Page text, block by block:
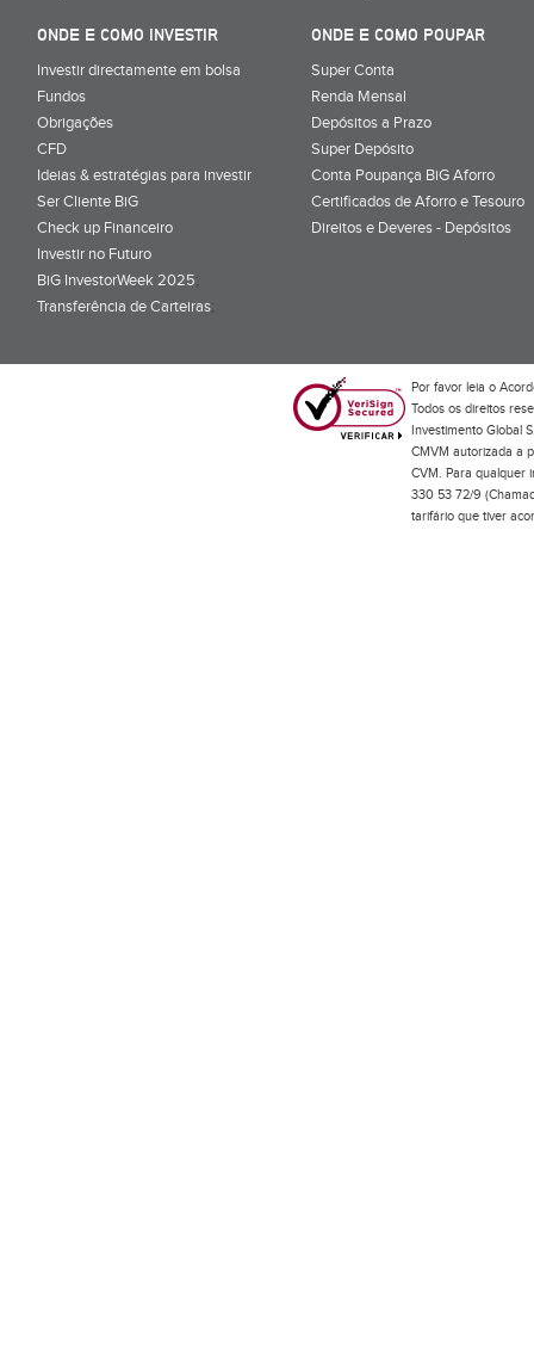
ONDE E COMO INVESTIR
Investir directamente em bolsa
Fundos
Obrigações
CFD
Ideias & estratégias para investir
Ser Cliente BiG
Check up Financeiro
Investir no Futuro
BiG InvestorWeek 2025;
Transferência de Carteiras;
ONDE E COMO POUPAR
Super Conta
Renda Mensal
Depósitos a Prazo
Super Depósito
Conta Poupança BiG Aforro
Certificados de Aforro e Tesouro
Direitos e Deveres - Depósitos
Por favor leia o
Todos os direitos
Investimento Global
CMVM autorizada a
CVM. Para qualquer
330 53 72/9
tarifário que tiver